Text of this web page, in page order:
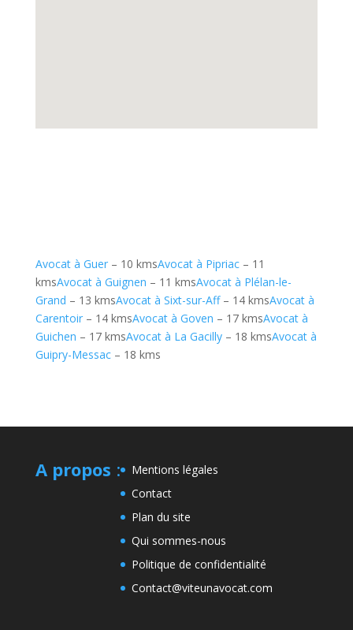
Avocat à Guer– 10 kmsAvocat à Pipriac– 11
kmsAvocat à Guignen – 11 kmsAvocat à Plélan-le-
Grand – 13 kmsAvocat à Sixt-sur-Aff– 14 kmsAvocat à
Carentoir– 14 kmsAvocat à Goven – 17 kmsAvocat à
Guichen – 17 kmsAvocat à La Gacilly– 18 kmsAvocat à
Guipry-Messac– 18 kms
A propos :
Mentions légales
Contact
Plan du site
Qui sommes-nous
Politique de confidentialité
Contact@viteunavocat.com